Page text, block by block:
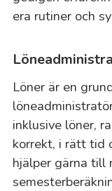
era rutiner och
Löner är en
inklusive löner,
korrekt, i rätt tid
hjälper gärna